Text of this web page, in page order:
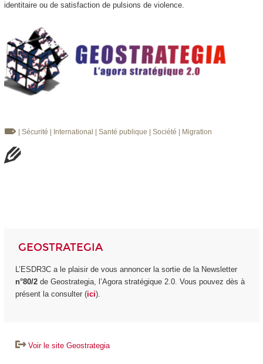
identitaire ou de satisfaction de pulsions de violence.
| Sécurité | International | Santé publique | Société | Migration
GEOSTRATEGIA
L’ESDR3C a le plaisir de vous annoncer la sortie de la Newsletter
n°80/2de Geostrategia, l’Agora stratégique 2.0. Vous pouvez dès à
présent la consulter (ici).
Voir le site Geostrategia